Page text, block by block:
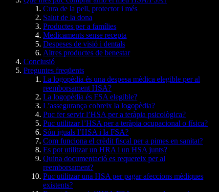
Cura de la pell, protector i més
Salut de la dona
Productes per a famílies
Medicaments sense recepta
Despeses de visió i dentals
Altres productes de benestar
Conclusió
Preguntes freqüents
La logopèdia és una despesa mèdica elegible per al
reemborsament HSA?
La logopèdia és FSA elegible?
L’assegurança cobreix la logopèdia?
Puc fer servir l’HSA per a teràpia psicològica?
Puc utilitzar l’HSA per a teràpia ocupacional o física?
Són iguals l’HSA i la FSA?
Com funciona el crèdit fiscal per a pimes en sanitat?
Es pot utilitzar un HRA i un HSA junts?
Quina documentació es requereix per al
reemborsament?
Puc utilitzar una HSA per pagar afeccions mèdiques
existents?